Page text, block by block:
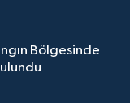
Bölgesinde